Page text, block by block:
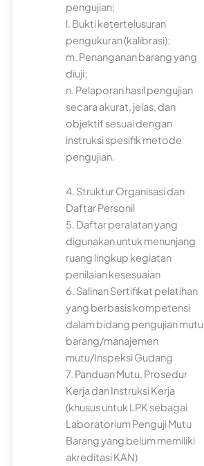
pengujian;
l. Bukti ketertelusuran
pengukuran (kalibrasi);
m. Penanganan barang yang
diuji;
n. Pelaporan hasil pengujian
secara akurat, jelas, dan
objektif sesuai dengan
instruksi spesifik metode
pengujian.
4. Struktur Organisasi dan
Daftar Personil
5. Daftar peralatan yang
digunakan untuk menunjang
ruang lingkup kegiatan
penilaian kesesuaian
6. Salinan Sertifikat pelatihan
yang berbasis kompetensi
dalam bidang pengujian mutu
barang/manajemen
mutu/Inspeksi Gudang
7. Panduan Mutu, Prosedur
Kerja dan Instruksi Kerja
(khusus untuk LPK sebagai
Laboratorium Penguji Mutu
Barang yang belum memiliki
akreditasi KAN)